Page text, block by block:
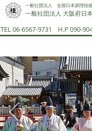
一般社団法人 全国日本調理技
一般社団法人 大阪府日
TEL 06-6567-9731 H.P 090-